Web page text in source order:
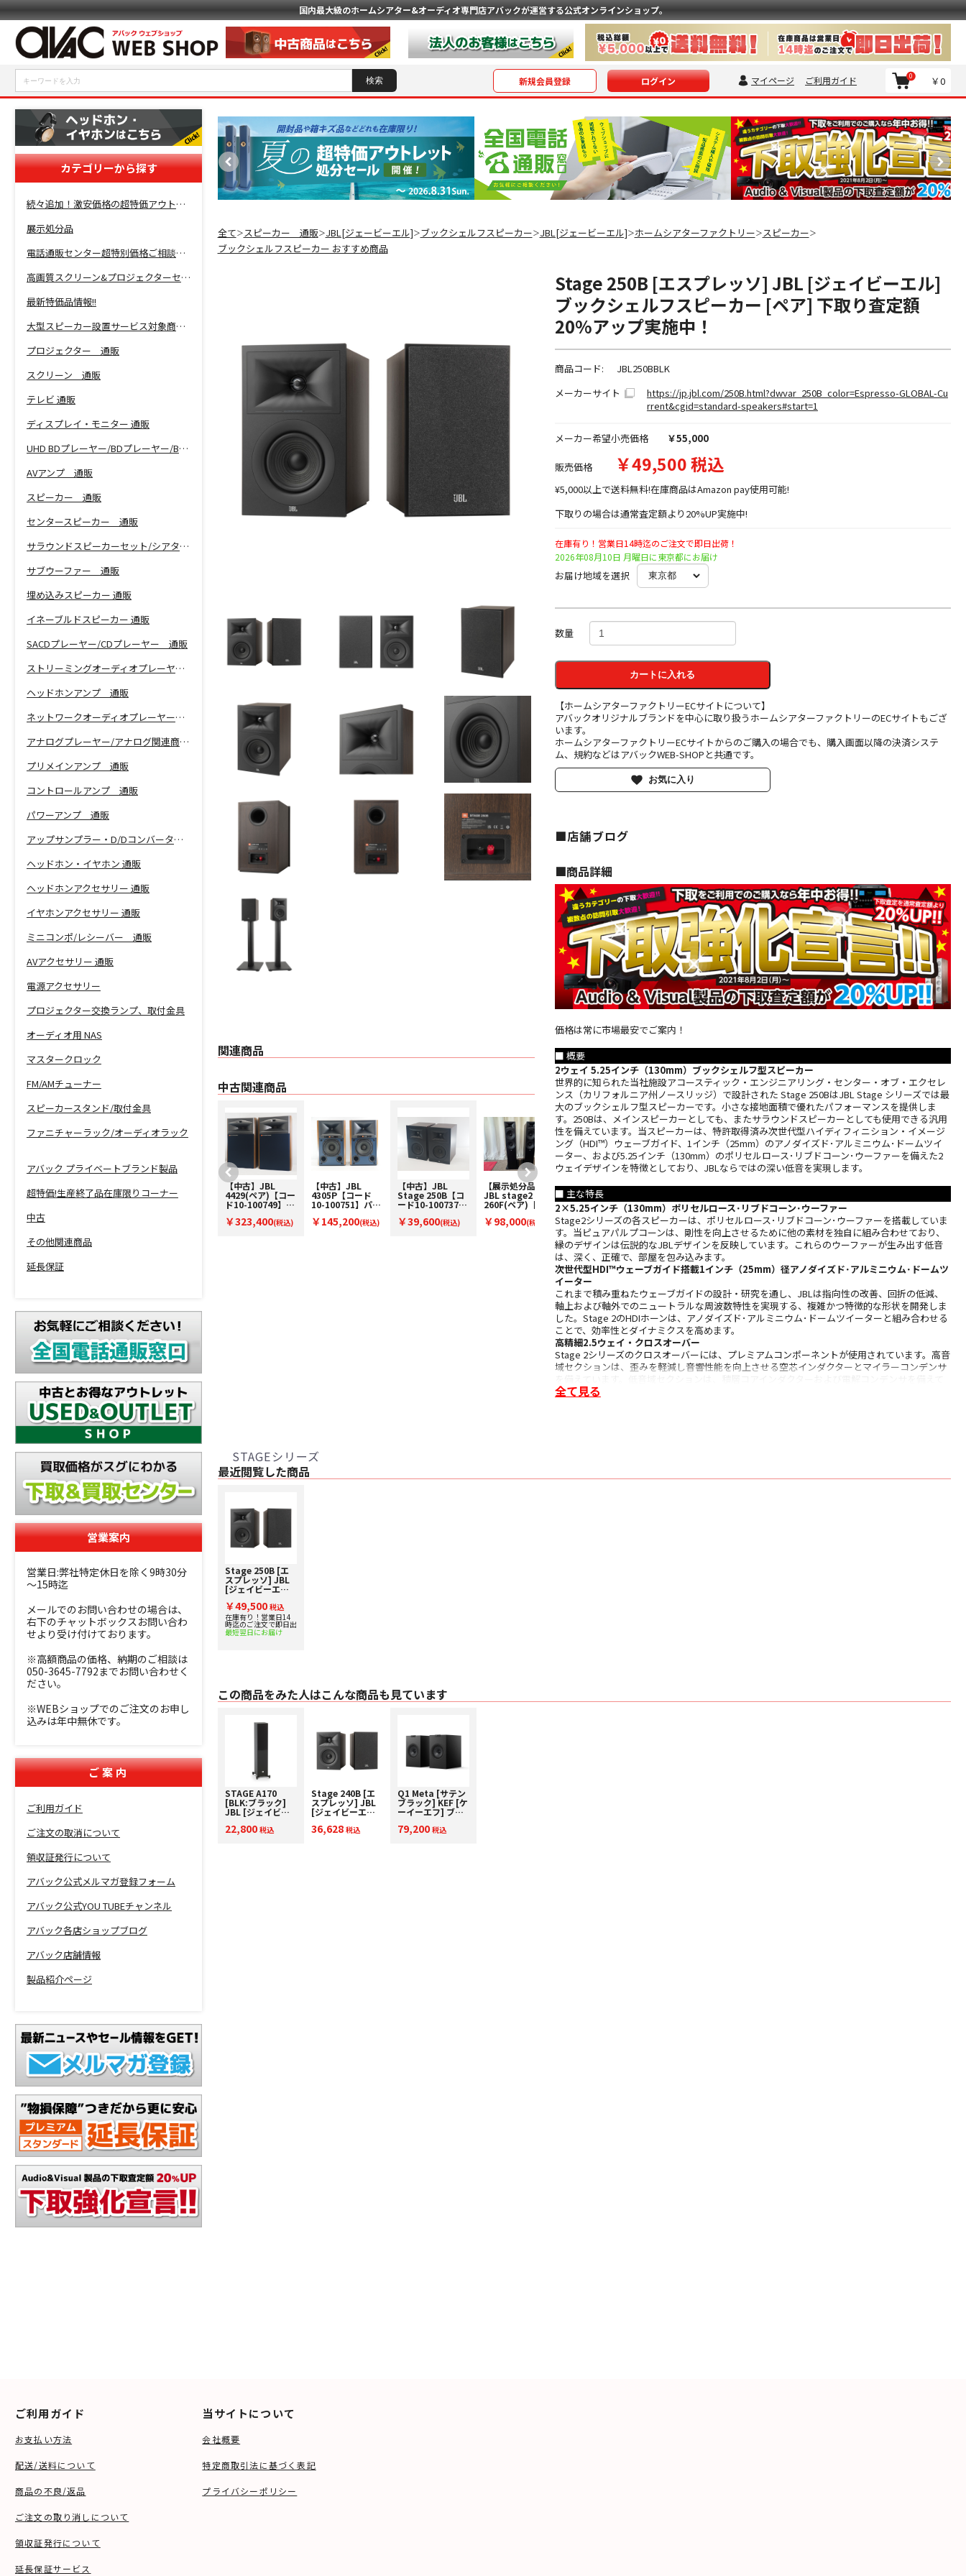
国内最大級のホームシアター&オーディオ専門店アバックが運営する公式オンラインショップ。
新規会員登録 ログイン マイページ ご利用ガイド ￥0
0
カテゴリーから探す
続々追加！激安価格の超特価アウトレットセール開催！
展示処分品
電話通販センター超特別価格ご相談コーナー！
高画質スクリーン&プロジェクターセット超特価！
最新特価品情報!!
大型スピーカー設置サービス対象商品！
プロジェクター 通販
スクリーン 通販
テレビ 通販
ディスプレイ・モニター 通販
UHD BDプレーヤー/BDプレーヤー/BDレコーダー 通販
AVアンプ 通販
スピーカー 通販
センタースピーカー 通販
サラウンドスピーカーセット/シアターバー 通販
サブウーファー 通販
埋め込みスピーカー 通販
イネーブルドスピーカー 通販
SACDプレーヤー/CDプレーヤー 通販
ストリーミングオーディオプレーヤー 通販
ヘッドホンアンプ 通販
ネットワークオーディオプレーヤー 通販
アナログプレーヤー/アナログ関連商品 通販
プリメインアンプ 通販
コントロールアンプ 通販
パワーアンプ 通販
アップサンプラー・D/Dコンバーター 通販
ヘッドホン・イヤホン 通販
ヘッドホンアクセサリー 通販
イヤホンアクセサリー 通販
ミニコンポ/レシーバー 通販
AVアクセサリー 通販
電源アクセサリー
プロジェクター交換ランプ、取付金具
オーディオ用 NAS
マスタークロック
FM/AMチューナー
スピーカースタンド/取付金具
ファニチャーラック/オーディオラック
アバック プライベートブランド製品
超特価!生産終了品在庫限りコーナー
中古
その他関連商品
延長保証
営業案内
営業日:弊社特定休日を除く9時30分
～15時迄
メールでのお問い合わせの場合は、
右下のチャットボックスお問い合わ
せより受け付けております。
※高額商品の価格、納期のご相談は
050-3645-7792までお問い合わせく
ださい。
※WEBショップでのご注文のお申し
込みは年中無休です。
ご案内
ご利用ガイド
ご注文の取消について
領収証発行について
アバック公式メルマガ登録フォーム
アバック公式YOU TUBEチャンネル
アバック各店ショップブログ
アバック店舗情報
製品紹介ページ
全て＞スピーカー 通販＞JBL[ジェービーエル]＞ブックシェルフスピーカー＞JBL[ジェービーエル]＞ホームシアターファクトリー＞スピーカー＞
ブックシェルフスピーカー おすすめ商品
関連商品
中古関連商品
JBL stage2
【中古】JBL
4429(ペア)【コー
ド10-100749】ブ
ーカー(ペア)
￥323,400(税込)
【中古】JBL
4305P【コード
10-100751】パワ
タースピーカー
￥145,200(税込)
【中古】JBL
Stage 250B【コ
ード10-100737】
ピーカー(ペア)
￥39,600(税込)
【展示処分品】
JBL stage2
260F(ペア)【コー
ド94-00270】フ
ロア型スピーカー
￥98,000(税込)
【中古】JBL
4429(ペア)【コー
ド10-100749】ブ
ックシェルフスピ
ーカー(ペア)
￥323,400(税込)
Stage 250B [エスプレッソ] JBL [ジェイビーエル]
ブックシェルフスピーカー [ペア] 下取り査定額
20%アップ実施中！
商品コード:
JBL250BBLK
メーカーサイト
https://jp.jbl.com/250B.html?dwvar_250B_color=Espresso-GLOBAL-Cu
rrent&cgid=standard-speakers#start=1
メーカー希望小売価格 ￥55,000
販売価格 ￥49,500 税込
¥5,000以上で送料無料!在庫商品はAmazon pay使用可能!
下取りの場合は通常査定額より20%UP実施中!
在庫有り！営業日14時迄のご注文で即日出荷！
2026年08月10日 月曜日に東京都にお届け
お届け地域を選択
数量
カートに入れる
【ホームシアターファクトリーECサイトについて】
アバックオリジナルブランドを中心に取り扱うホームシアターファクトリーのECサイトもござ
います。
ホームシアターファクトリーECサイトからのご購入の場合でも、購入画面以降の決済システ
ム、規約などはアバックWEB-SHOPと共通です。
お気に入り
■店舗ブログ
■︎商品詳細
価格は常に市場最安でご案内！
■ 概要
2ウェイ 5.25インチ（130mm）ブックシェルフ型スピーカー
世界的に知られた当社施設アコースティック・エンジニアリング・センター・オブ・エクセレ
ンス（カリフォルニア州ノースリッジ）で設計された Stage 250BはJBL Stage シリーズでは最
大のブックシェルフ型スピーカーです。小さな接地面積で優れたパフォーマンスを提供しま
す。250Bは、メインスピーカーとしても、またサラウンドスピーカーとしても使用できる汎用
性を備えています。当スピーカーは、特許取得済み次世代型ハイディフィニション・イメージ
ング（HDI™）ウェーブガイド、1インチ（25mm）のアノダイズド･アルミニウム･ドームツイ
ーター、および5.25インチ（130mm）のポリセルロース･リブドコーン･ウーファーを備えた2
ウェイデザインを特徴としており、JBLならではの深い低音を実現します。
■ 主な特長
2×5.25インチ（130mm）ポリセルロース･リブドコーン･ウーファー
Stage2シリーズの各スピーカーは、ポリセルロース･リブドコーン･ウーファーを搭載していま
す。当ピュアパルプコーンは、剛性を向上させるために他の素材を独自に組み合わせており、
縁のデザインは伝説的なJBLデザインを反映しています。これらのウーファーが生み出す低音
は、深く、正確で、部屋を包み込みます。
次世代型HDI™ウェーブガイド搭載1インチ（25mm）径アノダイズド･アルミニウム･ドームツ
イーター
これまで積み重ねたウェーブガイドの設計・研究を通し、JBLは指向性の改善、回折の低減、
軸上および軸外でのニュートラルな周波数特性を実現する、複雑かつ特徴的な形状を開発しま
した。Stage 2のHDIホーンは、アノダイズド･アルミニウム･ドームツイーターと組み合わせる
ことで、効率性とダイナミクスを高めます。
高精細2.5ウェイ・クロスオーバー
Stage 2シリーズのクロスオーバーには、プレミアムコンポーネントが使用されています。高音
域セクションは、歪みを軽減し音響性能を向上させる空芯インダクターとマイラーコンデンサ
います。これらのプレミアム材料は、より多くの電力を処理し、エネルギーをより速く送信す
ピーカーにはあまり見られない高級さです。
〇 公称インピーダンス 6Ω
全て見る
STAGEシリーズ
最近閲覧した商品
Stage 250B [エ
スプレッソ] JBL
[ジェイビーエル]
ブックシェルフス
ピーカー [ペア] 下
取り査定額20%ア
ップ実施中！
￥49,500 税込
在庫有り！営業日14
時迄のご注文で即日出
最短翌日にお届け
この商品をみた人はこんな商品も見ています
STAGE A170
[BLK:ブラック]
JBL [ジェイビー
エル] 単品スピー
カー トールボーイ
22,800 税込
Stage 240B [エ
スプレッソ] JBL
[ジェイビーエル]
ブックシェルフス
ピーカー [ペア] 下
36,628 税込
Q1 Meta [サテン
ブラック] KEF [ケ
ーイーエフ] ブッ
クシェルフスピー
カー [ペア] 下取り
79,200 税込
ご利用ガイド
お支払い方法
配送/送料について
商品の不良/返品
ご注文の取り消しについて
領収証発行について
延長保証サービス
当サイトについて
会社概要
特定商取引法に基づく表記
プライバシーポリシー